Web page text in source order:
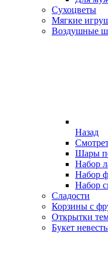
Сухоцветы
Мягкие
Воздушные
Назад
Шары
Набор
Набор
Набор
Сладости
Корзины с
Открытки
Букет